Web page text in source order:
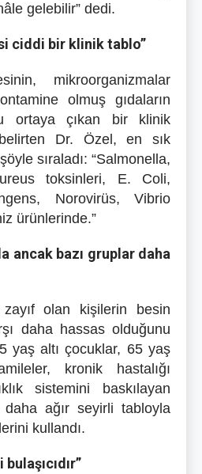
gelebilir” dedi.
ciddi bir klinik tablo”
mikroorganizmalar
olmuş gıdaların
ortaya çıkan bir klinik
Dr. Özel, en sık
sıraladı: “Salmonella,
toksinleri, E. Coli,
Norovirüs, Vibrio
ürünlerinde.”
ancak bazı gruplar daha
zayıf olan kişilerin besin
daha hassas olduğunu
yaş altı çocuklar, 65 yaş
kronik hastalığı
sistemini baskılayan
daha ağır seyirli tabloyla
kullandı.